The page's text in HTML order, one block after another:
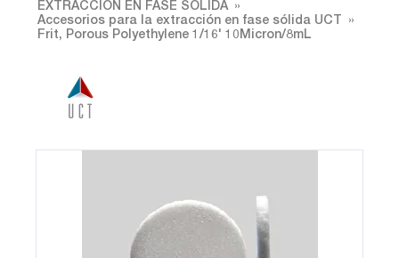
EXTRACCIÓN EN FASE SÓLIDA
Accesorios para la extracción en fase sólida UCT
Frit, Porous Polyethylene 1/16' 10Micron/8mL